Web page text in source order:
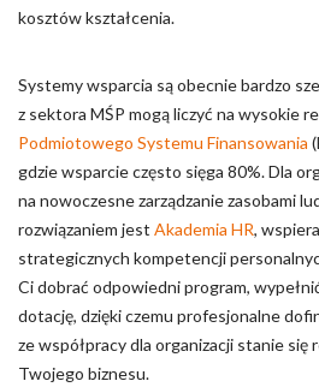
kosztów kształcenia.
Systemy wsparcia są obecnie bardzo
z sektora MŚP mogą liczyć na wysokie
Podmiotowego Systemu Finansowania
gdzie wsparcie często sięga 80%. Dla
na nowoczesne zarządzanie zasobami
rozwiązaniem jest Akademia HR,
strategicznych kompetencji
Ci dobrać odpowiedni program,
dotację, dzięki czemu profesjonalne
ze współpracy dla organizacji stanie się
Twojego biznesu.